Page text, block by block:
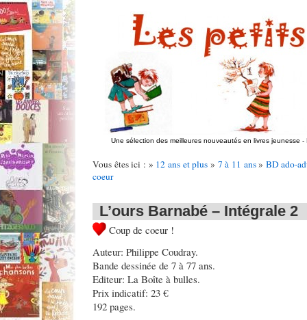
Une sélection des meilleures nouveautés en livres jeunesse -
Vous êtes ici : » 12 ans et plus » 7 à 11 ans» BD ado-
coeur
L’ours Barnabé – Intégrale 2
Coup de coeur !
Auteur: Philippe Coudray.
Bande dessinée de 7 à 77 ans.
Editeur: La Boîte à bulles.
Prix indicatif: 23 €
192 pages.